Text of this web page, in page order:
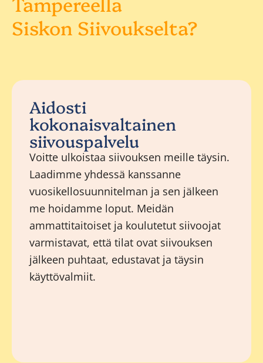
Siskon Siivoukselta?
Aidosti
kokonaisvaltainen
siivouspalvelu
Voitte ulkoistaa siivouksen meille täysin.
Laadimme yhdessä kanssanne
vuosikellosuunnitelman ja sen jälkeen
me hoidamme loput. Meidän
ammattitaitoiset ja koulutetut siivoojat
varmistavat, että tilat ovat siivouksen
jälkeen puhtaat, edustavat ja täysin
käyttövalmiit.